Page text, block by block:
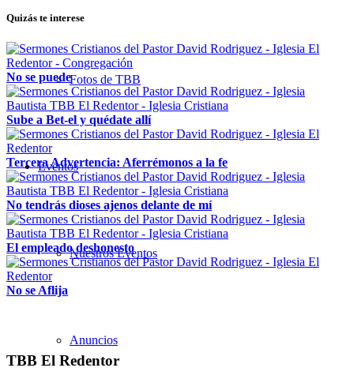
Fotos de TBB
Eventos
Nuestros Eventos
Anuncios
Quizás te interese
No se puede
Sube a Bet-el y quédate allí
Tercera Advertencia: Aferrémonos a la fe
No tendrás dioses ajenos delante de mí
El empleado deshonesto
No se Aflija
TBB El Redentor